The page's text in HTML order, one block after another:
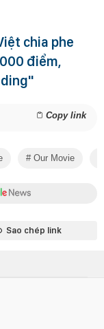
chia phe
điểm,
Copy link
Our Movie
Sao chép link